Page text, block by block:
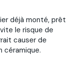
déjà monté, prêt
le risque de
causer de
céramique.